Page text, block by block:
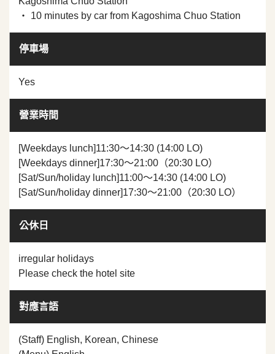
・ 10 minutes by car from Kagoshima Chuo Station
停車場
Yes
營業時間
[Weekdays lunch]11:30～14:30 (14:00 LO)
[Weekdays dinner]17:30～21:00（20:30 LO）
[Sat/Sun/holiday lunch]11:00～14:30 (14:00 LO)
[Sat/Sun/holiday dinner]17:30～21:00（20:30 LO）
公休日
irregular holidays
Please check the hotel site
對應言語
(Staff) English, Korean, Chinese